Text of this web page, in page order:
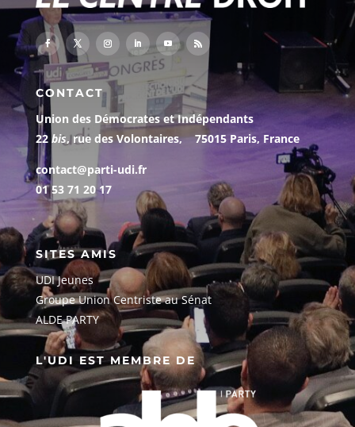
CONTACT
Union des Démocrates et Indépendants
22 bis, rue des Volontaires, 75015 Paris, France
contact@parti-udi.fr
01 53 71 20 17
SITES AMIS
UDI Jeunes
Groupe Union Centriste au Sénat
ALDE PARTY
L'UDI EST MEMBRE DE